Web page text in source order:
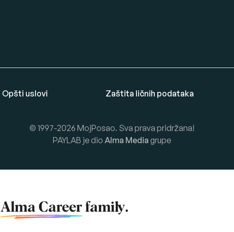
Opšti uslovi Zaštita ličnih podataka
© 1997-2026 MojPosao. Sva prava pridržana!
PAYLAB je dio Alma Media grupe
Alma Careerfamily.